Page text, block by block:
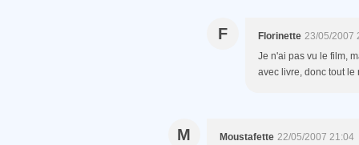
F Florinette 23/05/2007
Je n'ai pas vu le film,
avec livre, donc tout le
M Moustafette 22/05/2007 21:04